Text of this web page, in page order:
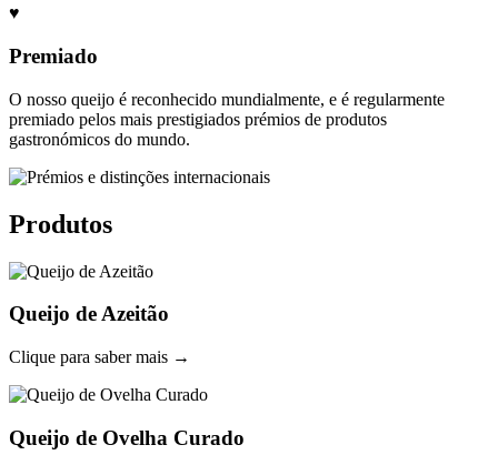
♥
Premiado
O nosso queijo é reconhecido mundialmente, e é regularmente
premiado pelos mais prestigiados prémios de produtos
gastronómicos do mundo.
Produtos
Queijo de Azeitão
Clique para saber mais →
Queijo de Ovelha Curado